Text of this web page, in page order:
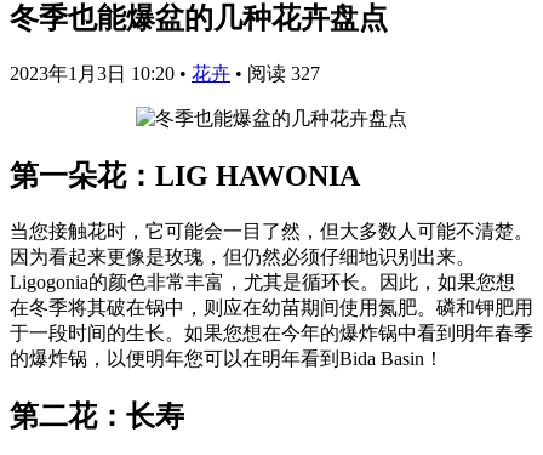
冬季也能爆盆的几种花卉盘点
2023年1月3日 10:20 • 花卉 • 阅读 327
第一朵花：LIG HAWONIA
当您接触花时，它可能会一目了然，但大多数人可能不清楚。
因为看起来更像是玫瑰，但仍然必须仔细地识别出来。
Ligogonia的颜色非常丰富，尤其是循环长。因此，如果您想
在冬季将其破在锅中，则应在幼苗期间使用氮肥。磷和钾肥用
于一段时间的生长。如果您想在今年的爆炸锅中看到明年春季
的爆炸锅，以便明年您可以在明年看到Bida Basin！
第二花：长寿